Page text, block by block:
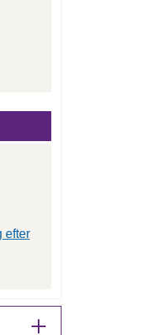
efter